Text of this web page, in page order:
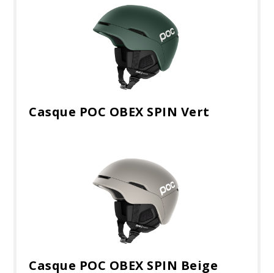
Casque POC OBEX SPIN Vert
Casque POC OBEX SPIN Beige